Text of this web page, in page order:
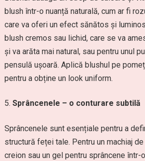
blush într-o nuanță naturală, cum ar fi
care va oferi un efect sănătos și
blush cremos sau lichid, care se va
și va arăta mai natural, sau pentru unul
pensulă ușoară. Aplică blushul pe
pentru a obține un look uniform.
Sprâncenele – o conturare subtilă
Sprâncenele sunt esențiale pentru a
structură feței tale. Pentru un machiaj
creion sau un gel pentru sprâncene într-